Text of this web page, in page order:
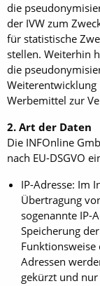
die
der IVW zum
für statistische
stellen. Weiterhin
die
Weiterentwicklung
Werbemittel zur
2. Art der Daten
Die INFOnline
nach EU-DSGVO
IP-Adresse: Im
Übertragung
sogenannte IP-
Speicherung
Funktionsweise
Adressen
gekürzt und